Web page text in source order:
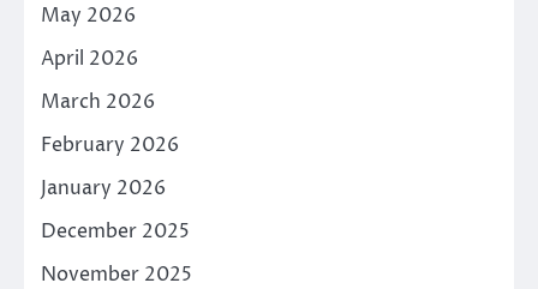
May 2026
April 2026
March 2026
February 2026
January 2026
December 2025
November 2025